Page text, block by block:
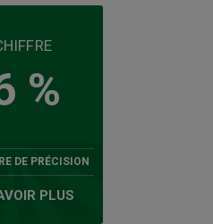
%
DE PRÉCISION
PLUS